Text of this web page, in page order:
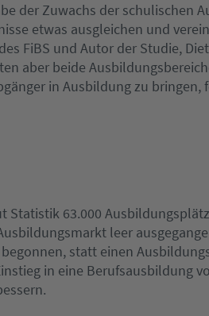
der Zuwachs der schulischen
etwas ausgleichen und
FiBS und Autor der Studie,
aber beide
in Ausbildung zu bringen,
Statistik 63.000
leer
statt einen
in eine Berufsausbildung